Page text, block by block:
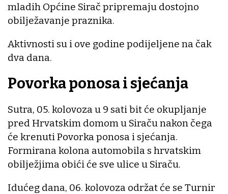
mladih Općine Sirač pripremaju dostojno
obilježavanje praznika.
Aktivnosti su i ove godine podijeljene na čak
dva dana.
Povorka ponosa i sjećanja
Sutra, 05. kolovoza u 9 sati bit će okupljanje
pred Hrvatskim domom u Siraču nakon čega
će krenuti Povorka ponosa i sjećanja.
Formirana kolona automobila s hrvatskim
obilježjima obići će sve ulice u Siraču.
Idućeg dana, 06. kolovoza održat će se Turnir